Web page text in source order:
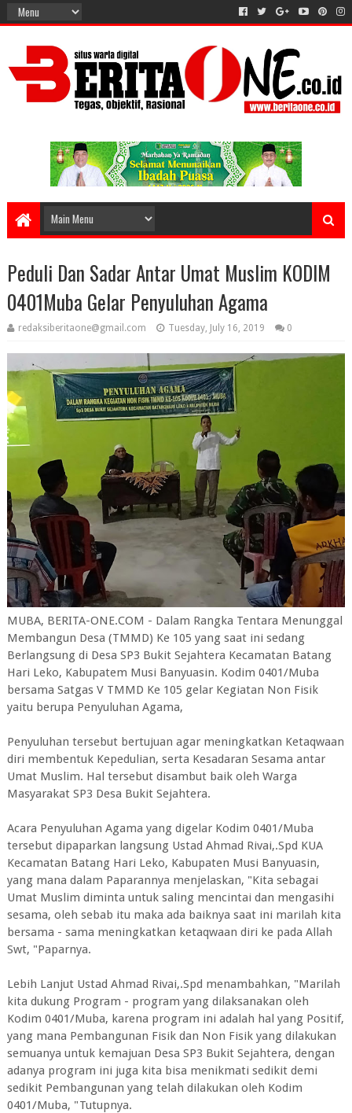
Peduli Dan Sadar Antar Umat Muslim KODIM
0401Muba Gelar Penyuluhan Agama
redaksiberitaone@gmail.com Tuesday, July 16, 2019 0
MUBA, BERITA-ONE.COM - Dalam Rangka Tentara Menunggal
Membangun Desa (TMMD) Ke 105 yang saat ini sedang
Berlangsung di Desa SP3 Bukit Sejahtera Kecamatan Batang
Hari Leko, Kabupatem Musi Banyuasin. Kodim 0401/Muba
bersama Satgas V TMMD Ke 105 gelar Kegiatan Non Fisik
yaitu berupa Penyuluhan Agama,
Penyuluhan tersebut bertujuan agar meningkatkan Ketaqwaan
diri membentuk Kepedulian, serta Kesadaran Sesama antar
Umat Muslim. Hal tersebut disambut baik oleh Warga
Masyarakat SP3 Desa Bukit Sejahtera.
Acara Penyuluhan Agama yang digelar Kodim 0401/Muba
tersebut dipaparkan langsung Ustad Ahmad Rivai,.Spd KUA
Kecamatan Batang Hari Leko, Kabupaten Musi Banyuasin,
yang mana dalam Paparannya menjelaskan, "Kita sebagai
Umat Muslim diminta untuk saling mencintai dan mengasihi
sesama, oleh sebab itu maka ada baiknya saat ini marilah kita
bersama - sama meningkatkan ketaqwaan diri ke pada Allah
Swt, "Paparnya.
Lebih Lanjut Ustad Ahmad Rivai,.Spd menambahkan, "Marilah
kita dukung Program - program yang dilaksanakan oleh
Kodim 0401/Muba, karena program ini adalah hal yang Positif,
yang mana Pembangunan Fisik dan Non Fisik yang dilakukan
semuanya untuk kemajuan Desa SP3 Bukit Sejahtera, dengan
adanya program ini juga kita bisa menikmati sedikit demi
sedikit Pembangunan yang telah dilakukan oleh Kodim
0401/Muba, "Tutupnya.